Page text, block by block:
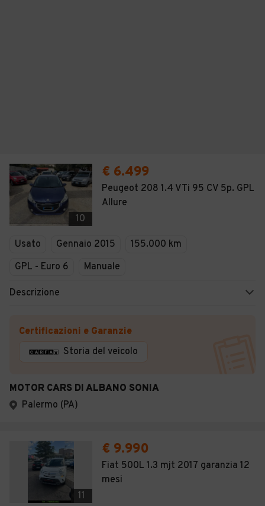
10
€ 6.499
Peugeot 208 1.4 VTi 95 CV 5p. GPL
Allure
Usato Gennaio 2015
155.000 km
GPL - Euro 6
Manuale
Descrizione
Certificazioni e Garanzie
Storia del veicolo
MOTOR CARS DI ALBANO SONIA
Palermo (PA)
11
€ 9.990
Fiat 500L 1.3 mjt 2017 garanzia 12
mesi